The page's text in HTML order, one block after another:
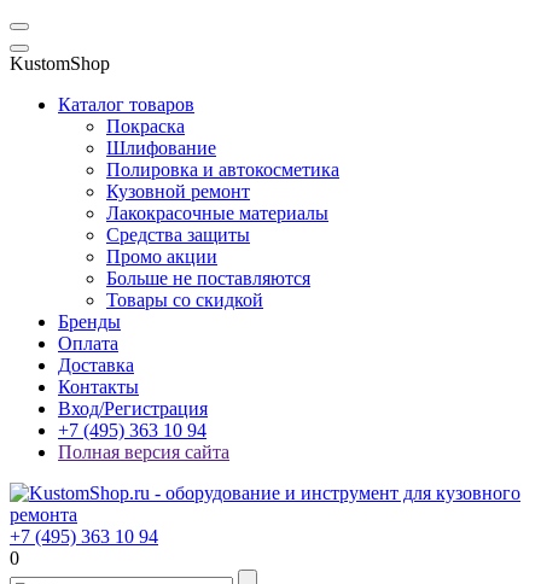
KustomShop
Каталог товаров
Покраска
Шлифование
Полировка и автокосметика
Кузовной ремонт
Лакокрасочные материалы
Средства защиты
Промо акции
Больше не поставляются
Товары со скидкой
Бренды
Оплата
Доставка
Контакты
Вход/Регистрация
+7 (495) 363 10 94
Полная версия сайта
+7 (495) 363 10 94
0